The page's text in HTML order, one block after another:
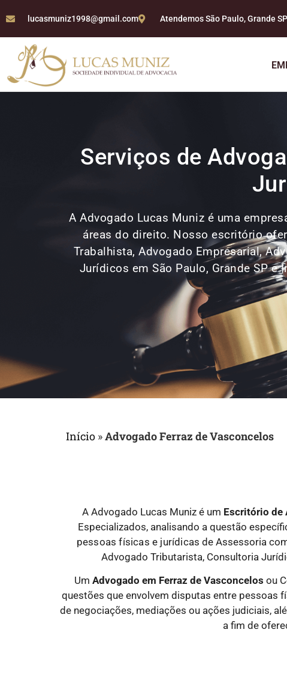
lucasmuniz1998@gmail.com Atendemos São Paulo, Grande
Serviços de
A Advogado Lucas Muniz é uma
áreas do direito. Nosso escritório
Trabalhista, Advogado Empresarial,
Jurídicos em São Paulo, Grande SP
Início »Advogado Ferraz de Vasconcelos
A Advogado Lucas Muniz é um Escritório de
Especializados, analisando a questão
pessoas físicas e jurídicas de Assessoria
Advogado Tributarista, Consultoria
Um Advogado em Ferraz de Vasconcelos ou
questões que envolvem disputas entre pessoas
de negociações, mediações ou ações judiciais,
a fim de